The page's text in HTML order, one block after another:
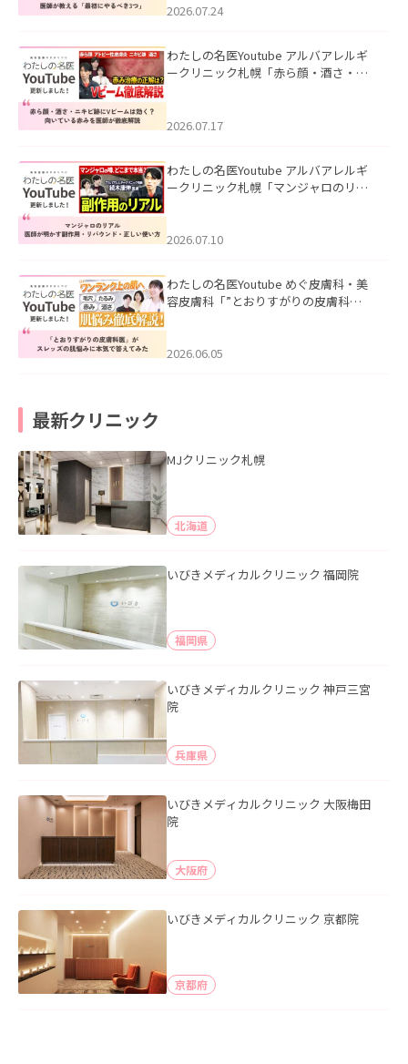
た。
2026.07.24
わたしの名医Youtube アルバアレルギ
ークリニック札幌「赤ら顔・酒さ・ニ
した。
2026.07.17
わたしの名医Youtube アルバアレルギ
ークリニック札幌「マンジャロのリア
た。
2026.07.10
わたしの名医Youtube めぐ皮膚科・美
容皮膚科「”とおりすがりの皮膚科
2026.06.05
最新クリニック
MJクリニック札幌
北海道
いびきメディカルクリニック 福岡院
福岡県
いびきメディカルクリニック 神戸三宮
院
兵庫県
いびきメディカルクリニック 大阪梅田
院
大阪府
いびきメディカルクリニック 京都院
京都府